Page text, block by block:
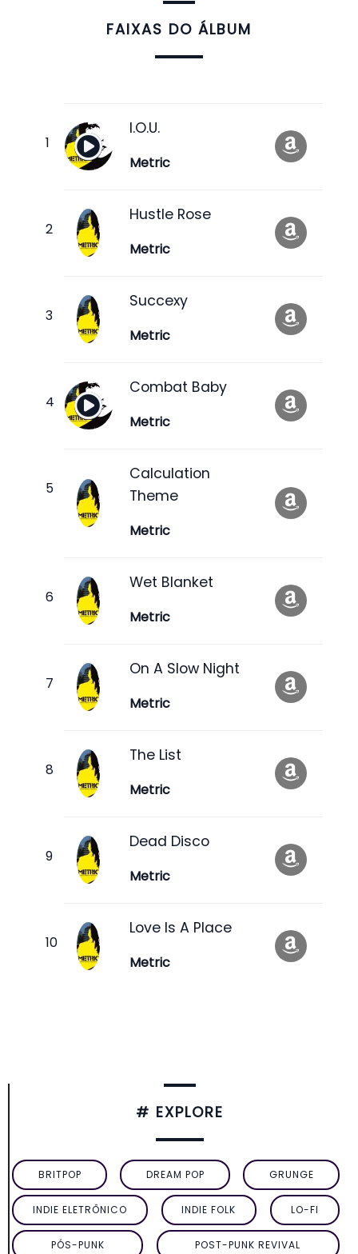
FAIXAS DO ÁLBUM
I.O.U.
Metric
Hustle Rose
Metric
Succexy
Metric
Combat Baby
Metric
Calculation
Theme
Metric
Wet Blanket
Metric
On A Slow Night
Metric
The List
Metric
Dead Disco
Metric
Love Is A Place
Metric
# EXPLORE
BRITPOP DREAM POP GRUNGE
INDIE ELETRÔNICO INDIE FOLK LO-FI
PÓS-PUNK POST-PUNK REVIVAL